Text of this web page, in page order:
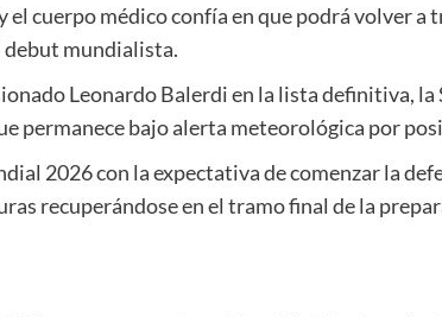
cuerpo médico confía en que podrá volver a
debut mundialista.
Leonardo Balerdi en la lista definitiva,
permanece bajo alerta meteorológica por
2026 con la expectativa de comenzar la
recuperándose en el tramo final de la